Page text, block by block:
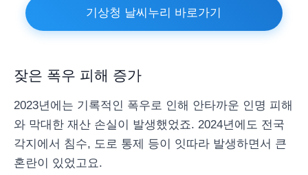
기상청 날씨누리 바로가기
잦은 폭우 피해 증가
2023년에는 기록적인 폭우로 인해 안타까운 인명 피해
와 막대한 재산 손실이 발생했었죠. 2024년에도 전국
각지에서 침수, 도로 통제 등이 잇따라 발생하면서 큰
혼란이 있었고요.